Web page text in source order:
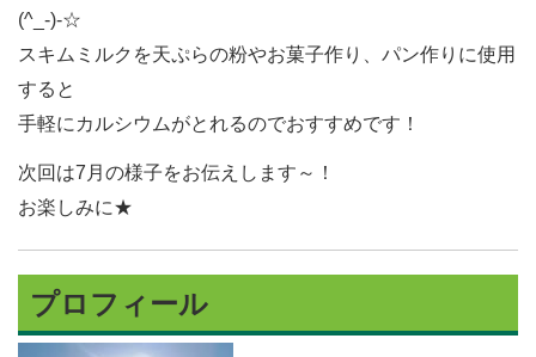
(^_-)-☆
スキムミルクを天ぷらの粉やお菓子作り、パン作りに使用
すると
手軽にカルシウムがとれるのでおすすめです！
次回は7月の様子をお伝えします～！
お楽しみに★
プロフィール